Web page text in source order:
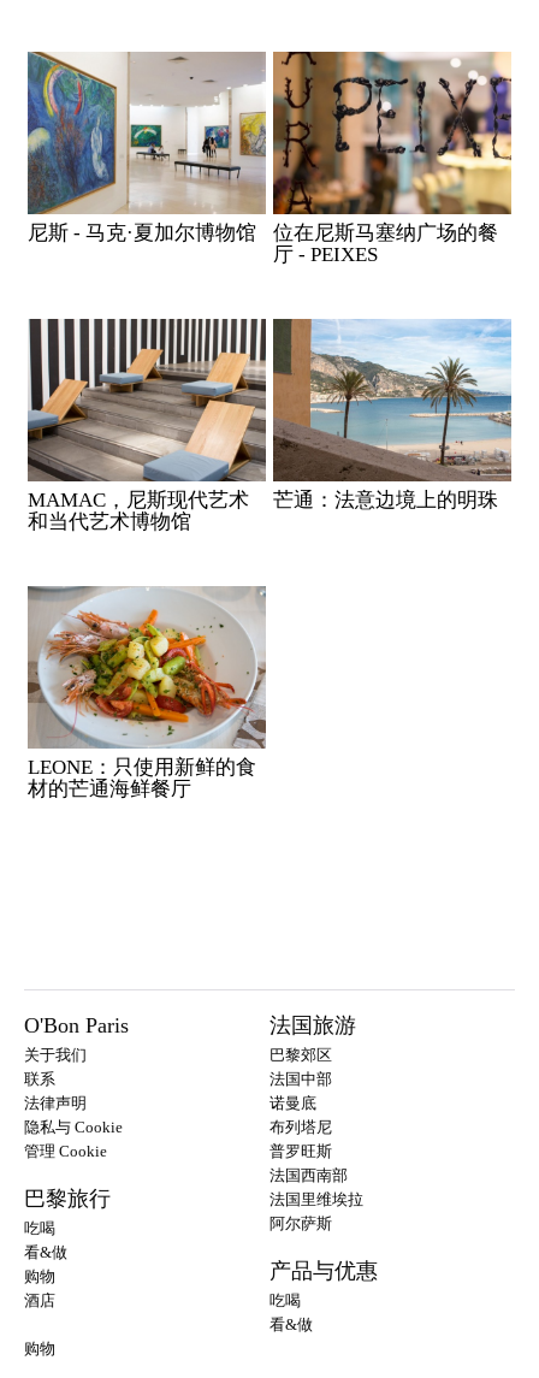
尼斯 - 马克·夏加尔博物馆
位在尼斯马塞纳广场的餐
厅 - PEIXES
MAMAC，尼斯现代艺术
和当代艺术博物馆
芒通：法意边境上的明珠
LEONE：只使用新鲜的食
材的芒通海鲜餐厅
O'Bon Paris
关于我们
联系
法律声明
隐私与 Cookie
管理 Cookie
巴黎旅行
吃喝
看&做
购物
酒店
法国旅游
巴黎郊区
法国中部
诺曼底
布列塔尼
普罗旺斯
法国西南部
法国里维埃拉
阿尔萨斯
产品与优惠
吃喝
看&做
购物